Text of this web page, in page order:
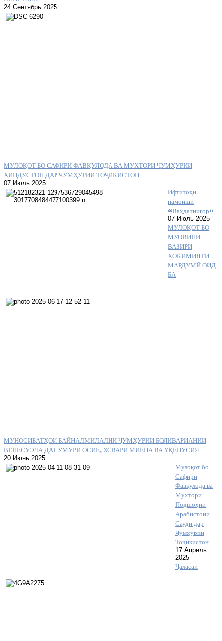
24 Сентябрь 2025
МУЛОҚОТ БО САФИРИ ФАВҚУЛОДА ВА МУХТОРИ ҶУМҲУРИИ
ҲИНДУСТОН ДАР ЧУМҲУРИИ ТОҶИКИСТОН
07 Июль 2025
Ифтитоҳи
намоиши
«Ваҳдатнигор»
07 Июль 2025
МУЛОҚОТ БО
МУОВИНИ
ВАЗИРИ
ҲОКИМИЯТИ
МАРДУМӢ ОИД
БА
МУНОСИБАТҲОИ БАЙНАЛМИЛАЛИИ ҶУМҲУРИИ БОЛИВАРИАНИИ
ВЕНЕСУЭЛА ДАР УМУРИ ОСИЁ, ХОВАРИ МИЁНА ВА УҚЁНУСИЯ
20 Июнь 2025
Мулоқот бо
Сафири
Фавқулода ва
Мухтори
Подшоҳии
Арабистони
Саудӣ дар
Ҷумҳурии
Тоҷикистон
17 Апрель
2025
Ҷаласаи